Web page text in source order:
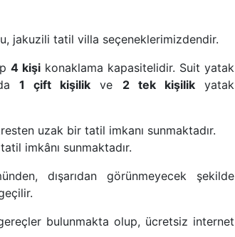
jakuzili tatil villa seçeneklerimizdendir.
4 kişikonaklama kapasitelidir. Suit yatak
1 çift kişilik ve 2 tek kişilikyatak
uzak bir tatil imkanı sunmaktadır.
imkânı sunmaktadır.
dışarıdan görünmeyecek şekilde
bulunmakta olup, ücretsiz internet